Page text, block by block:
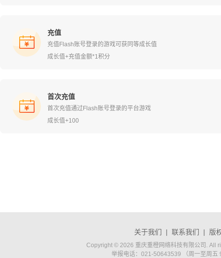
充值
充值Flash账号登录的游戏可获同等成长值
成长值+充值金额*1积分
首次充值
首次充值通过Flash账号登录的平台游戏
成长值+100
关于我们 | 联系我们 | 版
Copyright © 2026 重庆重橙网络科技有限公司.
举报电话：021-50643539 （周一至周